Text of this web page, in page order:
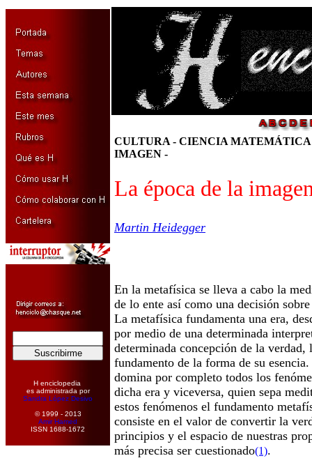
H enciclopedia
es administrada por
Sandra López Desivo
© 1999 - 2013
Amir Hamed
ISSN 1688-1672
CULTURA - CIENCIA
IMAGEN -
La época de la
Martin Heidegger
En la metafísica se lleva a cabo la
de lo ente así como una decisión
La metafísica fundamenta una era,
por medio de una determinada
determinada concepción de la verdad,
fundamento de la forma de su
domina por completo todos los
dicha era y viceversa, quien sepa
estos fenómenos el fundamento
consiste en el valor de convertir la
principios y el espacio de nuestras
más precisa ser cuestionado(1).